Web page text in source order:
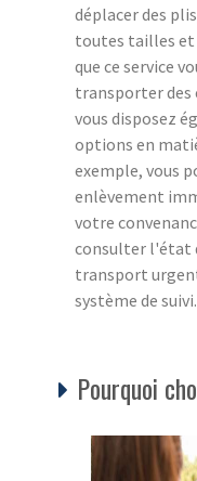
déplacer des
toutes tailles et
que ce service
transporter des
vous disposez
options en
exemple, vous
enlèvement
votre
consulter l'état
transport
système de suivi.
Pourquoi